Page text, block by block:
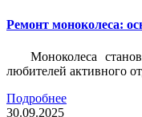
Ремонт моноколеса:
Моноколеса
любителей активного
Подробнее
30.09.2025